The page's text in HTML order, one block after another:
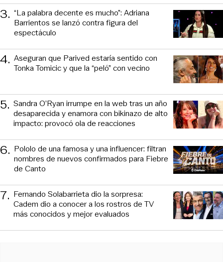
3. “La palabra decente es mucho”: Adriana
Barrientos se lanzó contra figura del
espectáculo
4. Aseguran que Parived estaría sentido con
Tonka Tomicic y que la “peló” con vecino
5. Sandra O’Ryan irrumpe en la web tras un año
desaparecida y enamora con bikinazo de alto
impacto: provocó ola de reacciones
6. Pololo de una famosa y una influencer: filtran
nombres de nuevos confirmados para Fiebre
de Canto
7. Fernando Solabarrieta dio la sorpresa:
Cadem dio a conocer a los rostros de TV
más conocidos y mejor evaluados